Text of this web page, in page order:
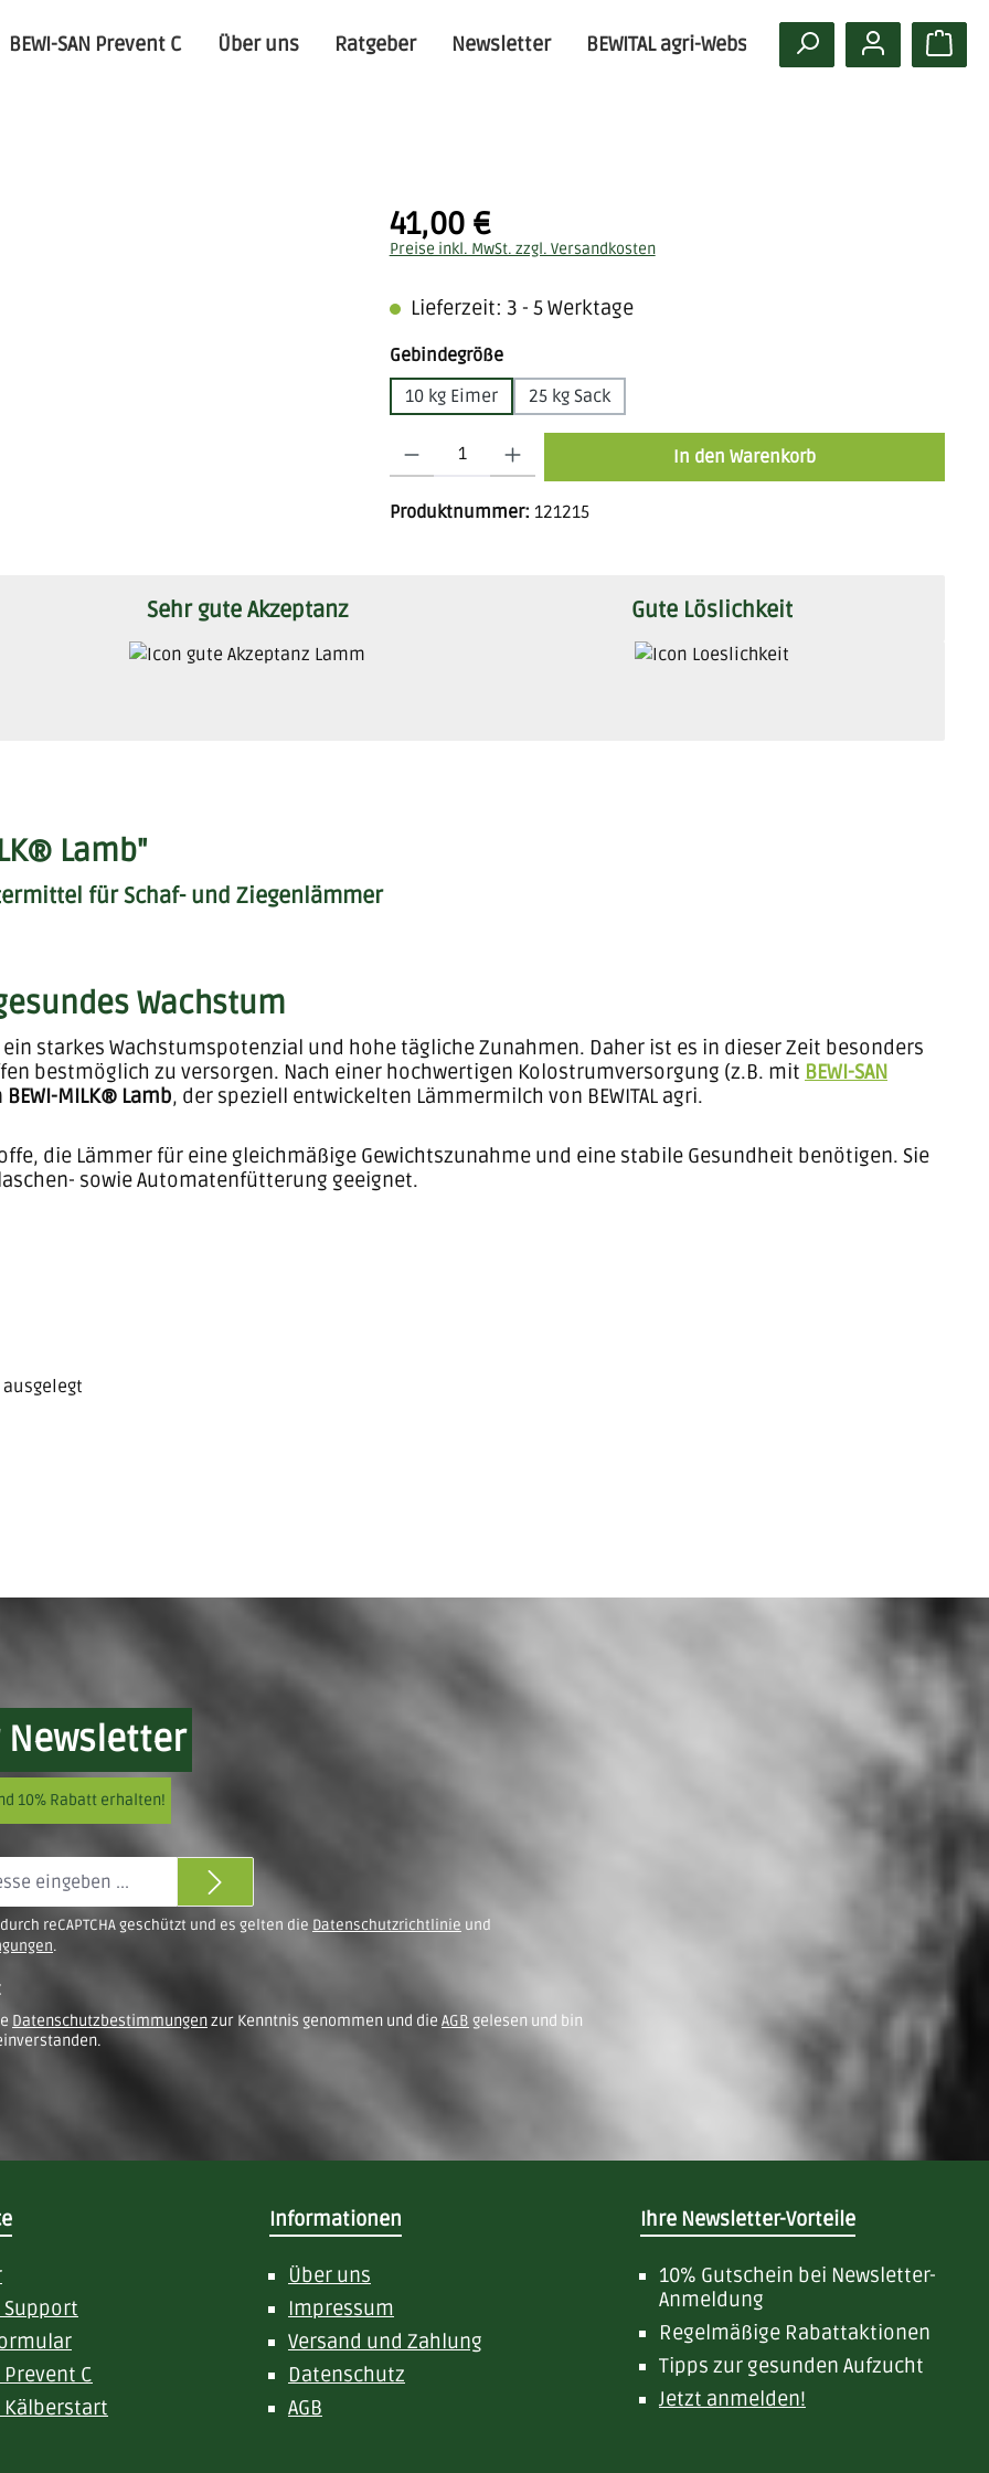
BEWI-SAN Prevent C Über uns Ratgeber Newsletter BEWITAL agri-Website
Regulärer Preis:
41,00 €
Preise inkl. MwSt. zzgl. Versandkosten
Lieferzeit: 3 - 5 Werktage
Gebindegrößeauswählen
10 kg Eimer
25 kg Sack
Produkt Anzahl: Gib den gewünschten Wert ein oder benutze die Schaltflächen um
In den Warenkorb
Produktnummer: 121215
Sehr gute Akzeptanz Gute Löslichkeit
Lamb"
für Schaf- und Ziegenlämmer
Wachstum
starkes Wachstumspotenzial und hohe tägliche Zunahmen. Daher ist es in dieser Zeit besonders
bestmöglich zu versorgen. Nach einer hochwertigen Kolostrumversorgung (z.B. mit BEWI-SAN
BEWI-MILK® Lamb, der speziell entwickelten Lämmermilch von BEWITAL agri.
die Lämmer für eine gleichmäßige Gewichtszunahme und eine stabile Gesundheit benötigen. Sie
sowie Automatenfütterung geeignet.
Newsletter
10% Rabatt erhalten!
reCAPTCHA geschützt und es gelten die Datenschutzrichtlinie und
.
Datenschutzbestimmungenzur Kenntnis genommen und die AGB gelesen und bin
Support
Prevent C
Kälberstart
Informationen
Über uns
Impressum
Versand und Zahlung
Datenschutz
AGB
Ihre Newsletter-Vorteile
10% Gutschein bei Newsletter-
Anmeldung
Regelmäßige Rabattaktionen
Tipps zur gesunden Aufzucht
Jetzt anmelden!